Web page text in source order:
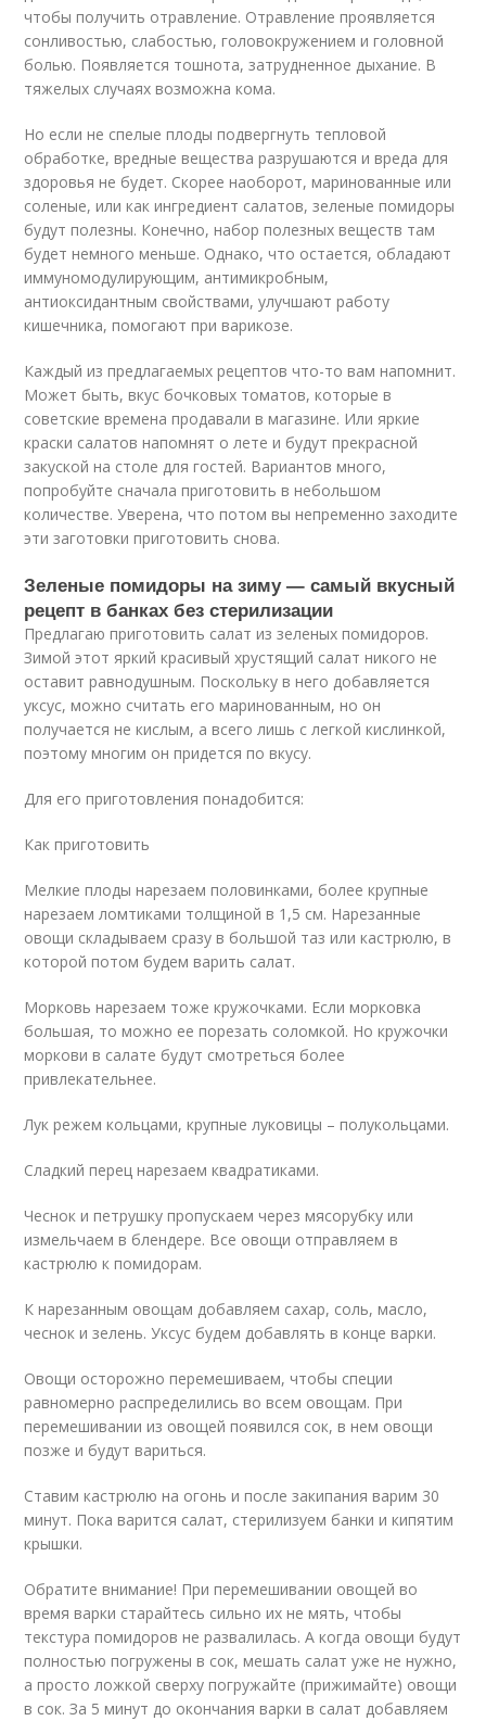
чтобы получить отравление. Отравление проявляется
сонливостью, слабостью, головокружением и головной
болью. Появляется тошнота, затрудненное дыхание. В
тяжелых случаях возможна кома.
Но если не спелые плоды подвергнуть тепловой
обработке, вредные вещества разрушаются и вреда для
здоровья не будет. Скорее наоборот, маринованные или
соленые, или как ингредиент салатов, зеленые помидоры
будут полезны. Конечно, набор полезных веществ там
будет немного меньше. Однако, что остается, обладают
иммуномодулирующим, антимикробным,
антиоксидантным свойствами, улучшают работу
кишечника, помогают при варикозе.
Каждый из предлагаемых рецептов что-то вам напомнит.
Может быть, вкус бочковых томатов, которые в
советские времена продавали в магазине. Или яркие
краски салатов напомнят о лете и будут прекрасной
закуской на столе для гостей. Вариантов много,
попробуйте сначала приготовить в небольшом
количестве. Уверена, что потом вы непременно заходите
эти заготовки приготовить снова.
Зеленые помидоры на зиму — самый вкусный
рецепт в банках без стерилизации
Предлагаю приготовить салат из зеленых помидоров.
Зимой этот яркий красивый хрустящий салат никого не
оставит равнодушным. Поскольку в него добавляется
уксус, можно считать его маринованным, но он
получается не кислым, а всего лишь с легкой кислинкой,
поэтому многим он придется по вкусу.
Для его приготовления понадобится:
Как приготовить
Мелкие плоды нарезаем половинками, более крупные
нарезаем ломтиками толщиной в 1,5 см. Нарезанные
овощи складываем сразу в большой таз или кастрюлю, в
которой потом будем варить салат.
Морковь нарезаем тоже кружочками. Если морковка
большая, то можно ее порезать соломкой. Но кружочки
моркови в салате будут смотреться более
привлекательнее.
Лук режем кольцами, крупные луковицы – полукольцами.
Сладкий перец нарезаем квадратиками.
Чеснок и петрушку пропускаем через мясорубку или
измельчаем в блендере. Все овощи отправляем в
кастрюлю к помидорам.
К нарезанным овощам добавляем сахар, соль, масло,
чеснок и зелень. Уксус будем добавлять в конце варки.
Овощи осторожно перемешиваем, чтобы специи
равномерно распределились во всем овощам. При
перемешивании из овощей появился сок, в нем овощи
позже и будут вариться.
Ставим кастрюлю на огонь и после закипания варим 30
минут. Пока варится салат, стерилизуем банки и кипятим
крышки.
Обратите внимание! При перемешивании овощей во
время варки старайтесь сильно их не мять, чтобы
текстура помидоров не развалилась. А когда овощи будут
полностью погружены в сок, мешать салат уже не нужно,
а просто ложкой сверху погружайте (прижимайте) овощи
в сок. За 5 минут до окончания варки в салат добавляем